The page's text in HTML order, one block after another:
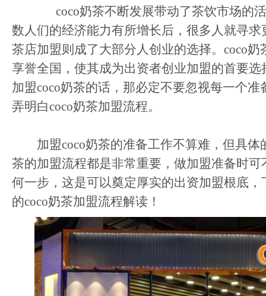
coco奶茶不断发展带动了茶饮市场的
数人们的经济能力有所增长后，很多人就寻求
茶店加盟则成了大部分人创业的选择。coco奶
享誉全国，使其成为出资者创业加盟的首要选
加盟coco奶茶的话，那必定不要忽视每一个准
弄明白coco奶茶加盟流程。
加盟coco奶茶的准备工作不算难，但具体
茶的加盟流程都是非常重要，做加盟准备时可
何一步，这是可以奠定厚实的出资加盟根底，
的coco奶茶加盟流程解读！